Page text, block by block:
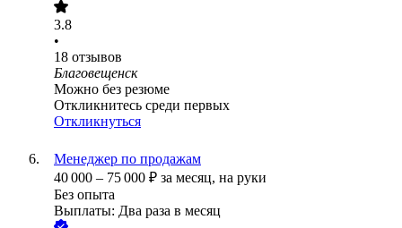
3.8
•
18 отзывов
Благовещенск
Можно без резюме
Откликнитесь среди первых
Откликнуться
Менеджер по продажам
40 000 – 75 000 ₽ за месяц, на руки
Без опыта
Выплаты: Два раза в месяц